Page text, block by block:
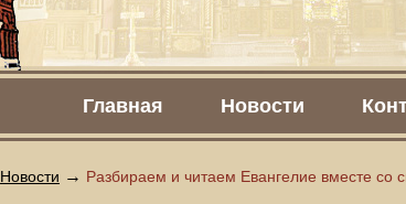
Главная Новости
Новости → Разбираем и читаем Евангелие вместе со